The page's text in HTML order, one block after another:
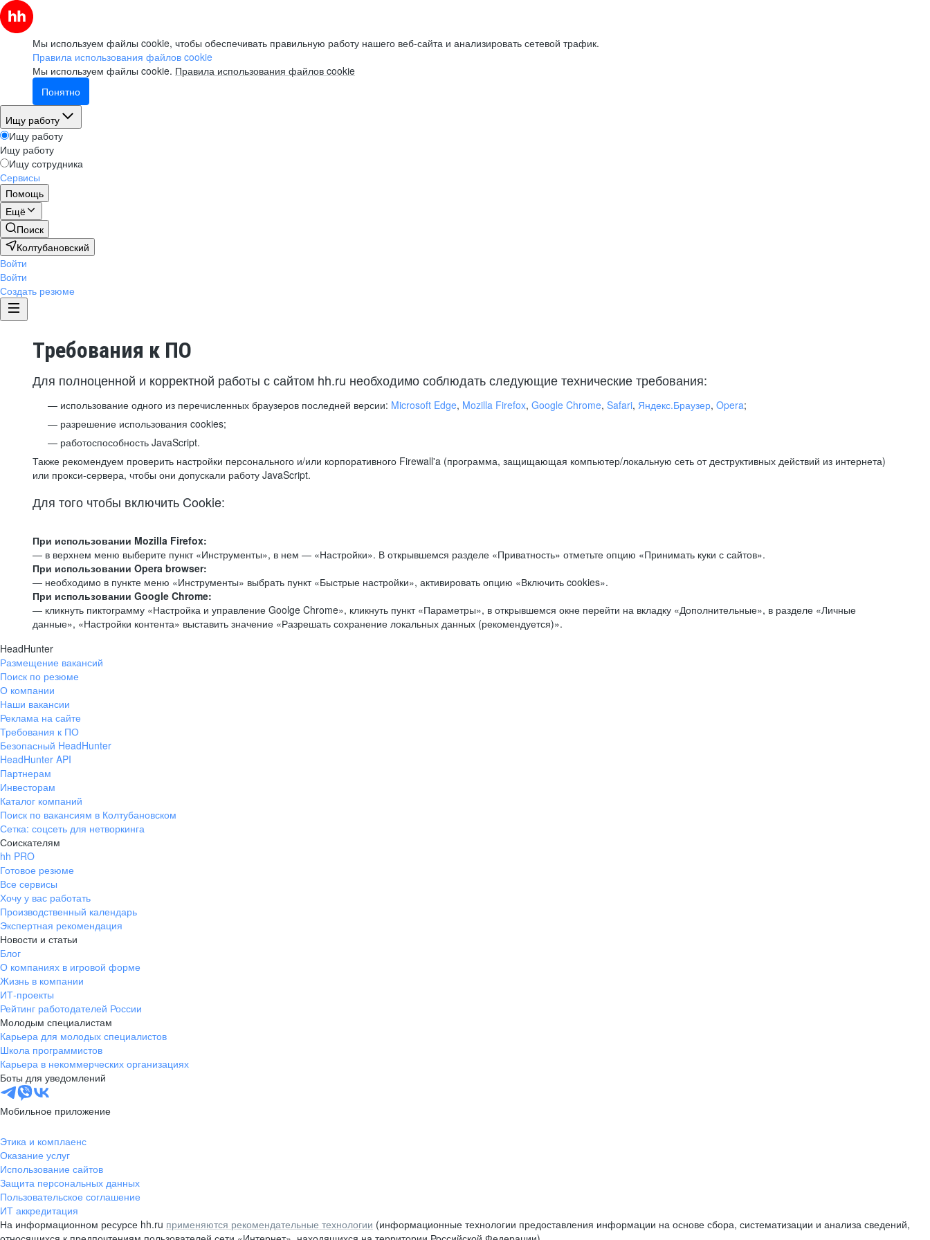
Мы используем файлы cookie, чтобы обеспечивать правильную работу нашего веб-сайта и анализировать сетевой трафик.
Правила использования файлов cookie
Мы используем файлы cookie. Правила использования файлов cookie
Понятно
Ищу работу
Ищу работу
Ищу работу
Ищу сотрудника
Сервисы
Помощь
Ещё
Поиск
Колтубановский
Войти
Войти
Создать резюме
Требования к ПО
Для полноценной и корректной работы с сайтом hh.ru необходимо соблюдать следующие технические требования:
использование одного из перечисленных браузеров последней версии: Microsoft Edge, Mozilla Firefox, Google Chrome, Safari, Яндекс.Браузер, Opera;
разрешение использования cookies;
работоспособность JavaScript.
Также рекомендуем проверить настройки персонального и/или корпоративного Firewall'a (программа, защищающая компьютер/локальную сеть от деструктивных действий из интернета)
или прокси-сервера, чтобы они допускали работу JavaScript.
Для того чтобы включить Cookie:
При использовании Mozilla Firefox:
— в верхнем меню выберите пункт «Инструменты», в нем — «Настройки». В открывшемся разделе «Приватность» отметьте опцию «Принимать куки с сайтов».
При использовании Opera browser:
— необходимо в пункте меню «Инструменты» выбрать пункт «Быстрые настройки», активировать опцию «Включить cookies».
При использовании Google Chrome:
— кликнуть пиктограмму «Настройка и управление Goolge Chrome», кликнуть пункт «Параметры», в открывшемся окне перейти на вкладку «Дополнительные», в разделе «Личные
данные», «Настройки контента» выставить значение «Разрешать сохранение локальных данных (рекомендуется)».
HeadHunter
Размещение вакансий
Поиск по резюме
О компании
Наши вакансии
Реклама на сайте
Требования к ПО
Безопасный HeadHunter
HeadHunter API
Партнерам
Инвесторам
Каталог компаний
Поиск по вакансиям в Колтубановском
Сетка: соцсеть для нетворкинга
Соискателям
hh PRO
Готовое резюме
Все сервисы
Хочу у вас работать
Производственный календарь
Экспертная рекомендация
Новости и статьи
Блог
О компаниях в игровой форме
Жизнь в компании
ИТ-проекты
Рейтинг работодателей России
Молодым специалистам
Карьера для молодых специалистов
Школа программистов
Карьера в некоммерческих организациях
Боты для уведомлений
Мобильное приложение
Этика и комплаенс
Оказание услуг
Использование сайтов
Защита персональных данных
Пользовательское соглашение
ИТ аккредитация
На информационном ресурсе hh.ru применяются рекомендательные технологии (информационные технологии предоставления информации на основе сбора, систематизации и анализа сведений,